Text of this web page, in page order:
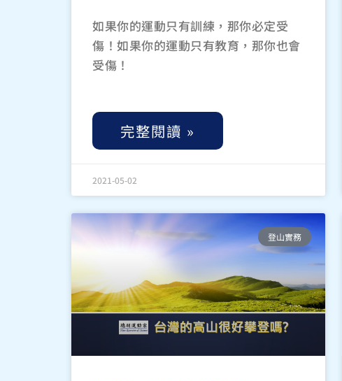
如果你的運動只有訓練，那你必定受
傷！如果你的運動只有教育，那你也會
受傷！
完整閱讀 »
2021-05-02
登山實務